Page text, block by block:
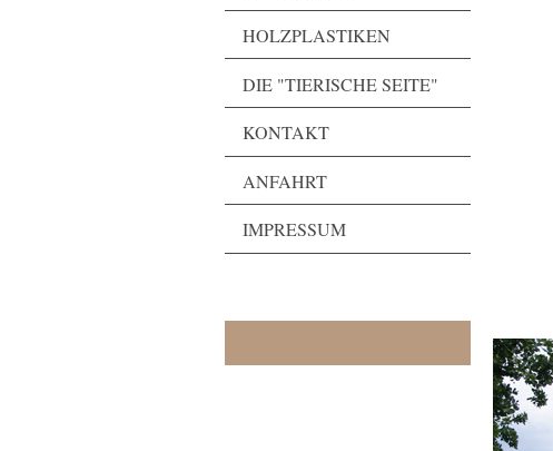
HOLZPLASTIKEN
DIE "TIERISCHE SEITE"
KONTAKT
ANFAHRT
IMPRESSUM